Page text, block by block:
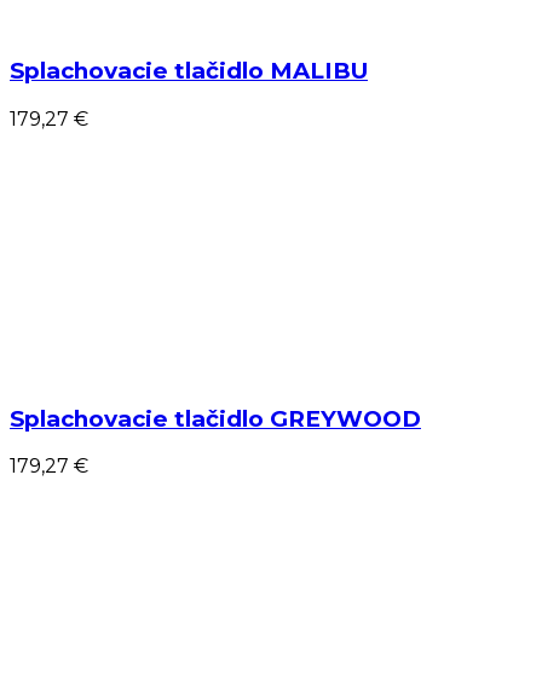
Splachovacie tlačidlo MALIBU
179,27 €
Splachovacie tlačidlo GREYWOOD
179,27 €